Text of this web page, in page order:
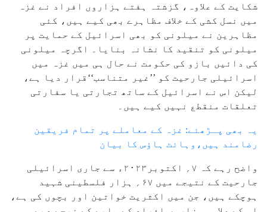
شکایت کے علاوہ، گزشتہ ہفتے ہزاروں افراد نے غزہ
میں نسل کشی کے خلاف مظاہرے بھی کیے ہیں، کئی
مظاہرین نے میلونی کو بھی اسرائیل کے حمایت پر
میلونی کو تنقید کا نشانہ بنایا۔ اگرچہ میلونی
کی دائیں بازو کی حکومت نے حال ہی میں غزہ میں
اسرائیلی جارحیت کو ’’غیر متناسب‘‘قرار دیا ہے،
لیکن اس نے اسرائیل کے ساتھ تجارتی یا سفارتی
تعلقات منقطع نہیں کیے ہیں۔
یہ بھی پـڑھئے: غزہ کے معاملے پر تمام فریقین
رضامند ہیں،وہائٹ ہاؤس کا بیان
واضح رہے کہ ۷؍ اکتوبر۲۰۲۳ء سے جاری اسرائیلی
جارحیت کے نتیجے میں ۶۷؍ ہزار فلسطینی شہید
ہوچکے ہیں، جن میں اکثریت خواتین اور بچوں کی ہے،